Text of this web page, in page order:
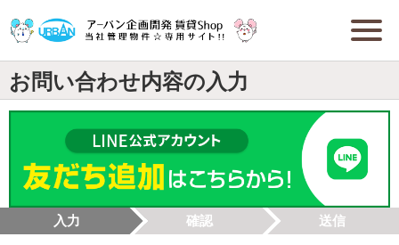
お問い合わせ内容の入力
入力 確認 送信